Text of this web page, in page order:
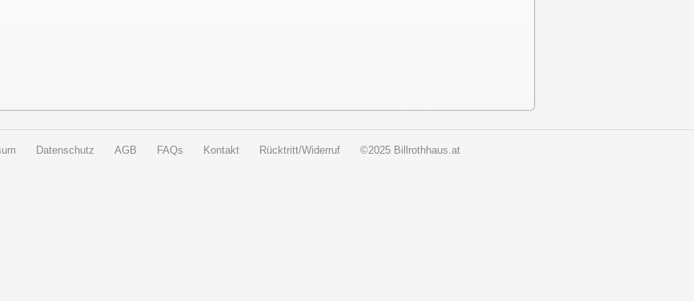
Datenschutz AGB FAQs Kontakt Rücktritt/Widerruf ©2025 Billrothhaus.at